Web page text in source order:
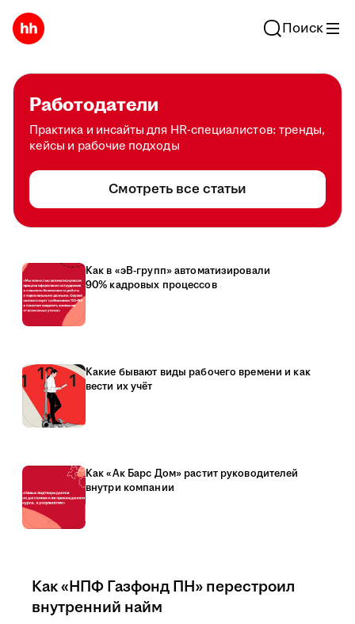
Поиск
Работодатели
Практика и инсайты для HR-специалистов: тренды,
кейсы и рабочие подходы
Смотреть все статьи
Как в «эВ-групп» автоматизировали
90% кадровых процессов
Какие бывают виды рабочего времени и как
вести их учёт
Как «Ак Барс Дом» растит руководителей
внутри компании
Как «НПФ Газфонд ПН» перестроил
внутренний найм